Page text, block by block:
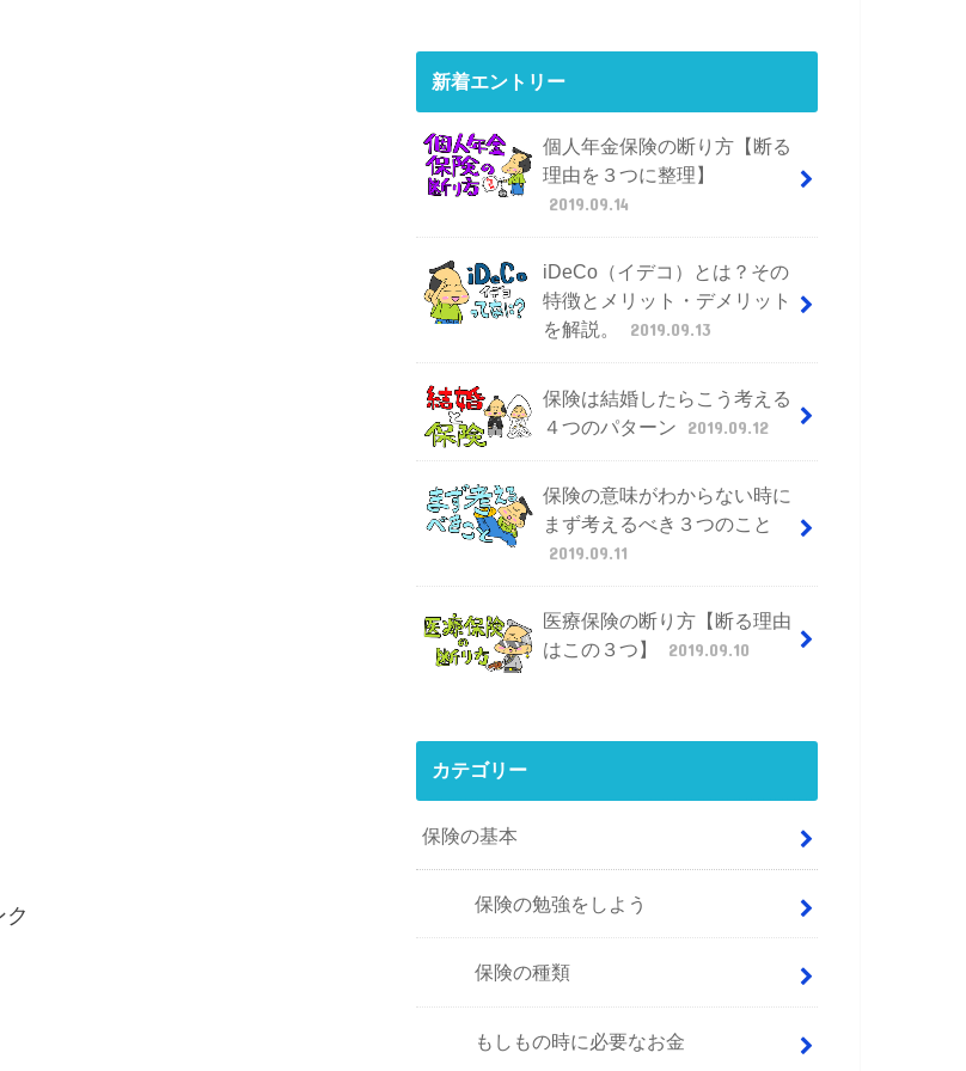
ク
新着エントリー
個人年金保険の断り方【断る
理由を３つに整理】
2019.09.14
iDeCo（イデコ）とは？その
特徴とメリット・デメリット
を解説。
2019.09.13
保険は結婚したらこう考える
４つのパターン
2019.09.12
保険の意味がわからない時に
まず考えるべき３つのこと
2019.09.11
医療保険の断り方【断る理由
はこの３つ】
2019.09.10
カテゴリー
保険の基本
保険の勉強をしよう
保険の種類
もしもの時に必要なお金